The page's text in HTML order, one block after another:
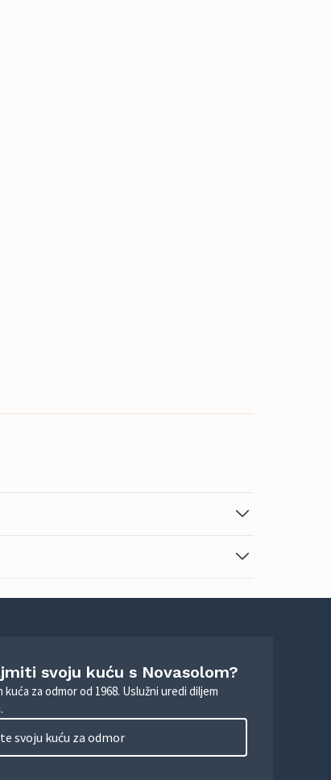
svoju kuću s Novasolom?
kuća za odmor od 1968. Uslužni uredi diljem
svoju kuću za odmor